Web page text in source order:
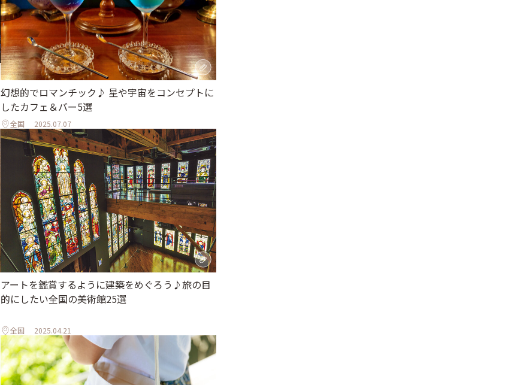
幻想的でロマンチック♪ 星や宇宙をコンセプトに
したカフェ＆バー5選
全国 2025.07.07
アートを鑑賞するように建築をめぐろう♪旅の目
的にしたい全国の美術館25選
全国 2025.04.21